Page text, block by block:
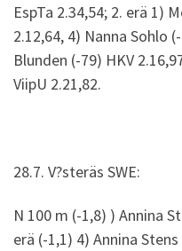
EspTa 2.34,54; 2. erä 1)
2.12,64, 4) Nanna Sohlo
Blunden (-79) HKV
ViipU 2.21,82.
28.7. V?steräs SWE:
N 100 m (-1,8) ) Annina
erä (-1,1) 4) Annina